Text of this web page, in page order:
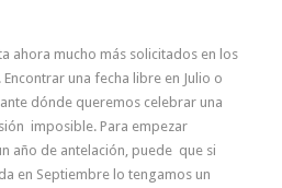
ahora mucho más solicitados en los
una fecha libre en Julio o
dónde queremos celebrar una
imposible. Para empezar
año de antelación, puede que si
en Septiembre lo tengamos un